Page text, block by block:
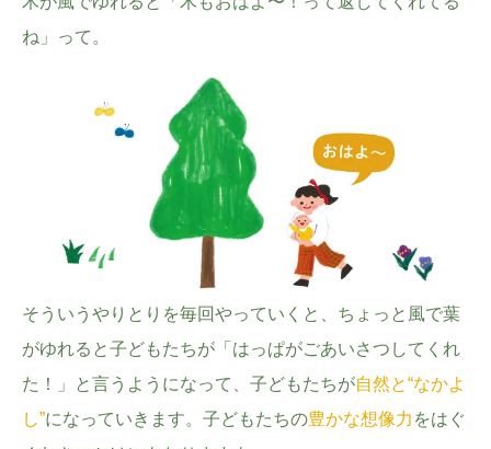
ね」って。
そういうやりとりを毎回やっていくと、ちょっと風で葉
がゆれると子どもたちが「はっぱがごあいさつしてくれ
た！」と言うようになって、 子どもたちが自然と“なかよ
し”になっていきます。 子どもたちの豊かな想像力 をはぐ